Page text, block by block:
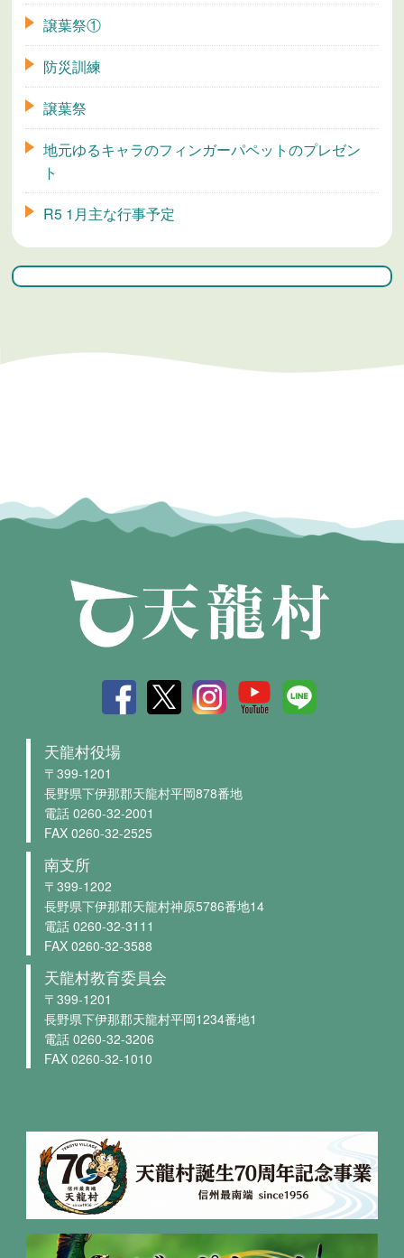
譲葉祭①
防災訓練
譲葉祭
地元ゆるキャラのフィンガーパペットのプレゼン
ト
R5 1月主な行事予定
天龍村役場
〒399-1201
長野県下伊那郡天龍村平岡878番地
電話 0260-32-2001
FAX 0260-32-2525
南支所
〒399-1202
長野県下伊那郡天龍村神原5786番地14
電話 0260-32-3111
FAX 0260-32-3588
天龍村教育委員会
〒399-1201
長野県下伊那郡天龍村平岡1234番地1
電話 0260-32-3206
FAX 0260-32-1010